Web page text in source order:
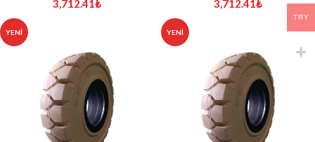
3,712.41₺
3,712.41₺
YENI YENI
TRY